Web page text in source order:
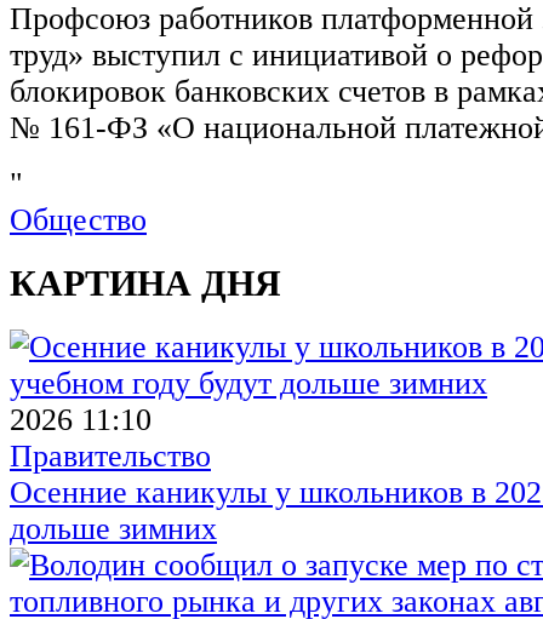
Профсоюз работников
труд» выступил с инициативой о
блокировок банковских счетов в
№ 161-ФЗ «О национальной
"
Общество
КАРТИНА ДНЯ
2026 11:10
Правительство
Осенние каникулы у школьников в
дольше зимних